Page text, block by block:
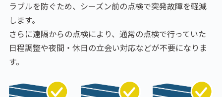
ラブルを防ぐため、シーズン前の点検で突発故障を軽減
します。
さらに遠隔からの点検により、通常の点検で行っていた
日程調整や夜間・休日の立会い対応などが不要になりま
す。